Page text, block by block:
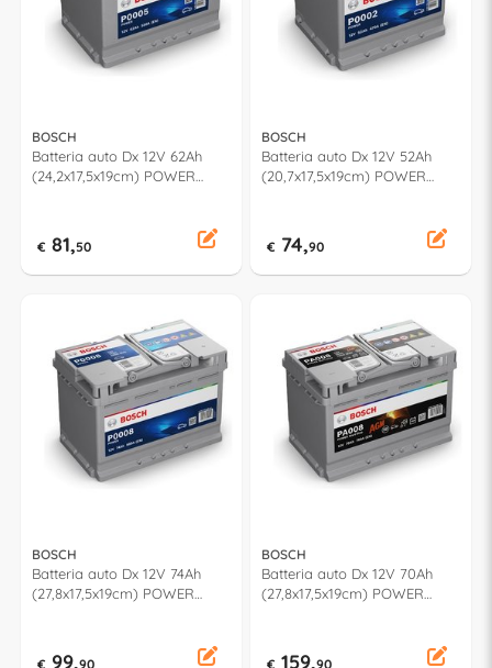
BOSCH
Batteria auto Dx 12V 62Ah
(24,2x17,5x19cm) POWER
€ 81,50
BOSCH
Batteria auto Dx 12V 52Ah
(20,7x17,5x19cm) POWER
€ 74,90
BOSCH
Batteria auto Dx 12V 74Ah
(27,8x17,5x19cm) POWER
€ 99,90
BOSCH
Batteria auto Dx 12V 70Ah
(27,8x17,5x19cm) POWER
€ 159,90